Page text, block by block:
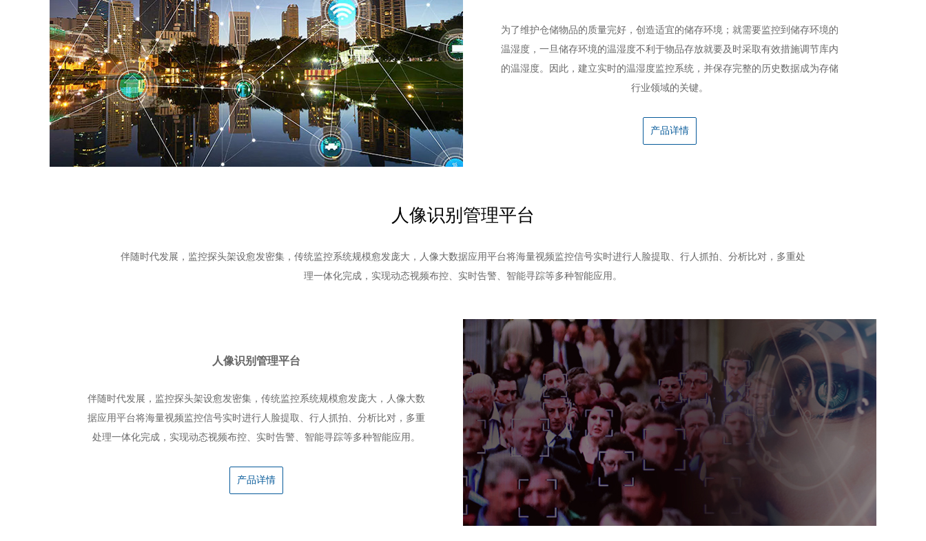
为了维护仓储物品的质量完好，创造适宜的储存环境；就需要监控到储存环境的
温湿度，一旦储存环境的温湿度不利于物品存放就要及时采取有效措施调节库内
的温湿度。因此，建立实时的温湿度监控系统，并保存完整的历史数据成为存储
行业领域的关键。
产品详情
人像识别管理平台
伴随时代发展，监控探头架设愈发密集，传统监控系统规模愈发庞大，人像大数据应用平台将海量视频监控信号实时进行人脸提取、行人抓拍、分析比对，多重处
理一体化完成，实现动态视频布控、实时告警、智能寻踪等多种智能应用。
人像识别管理平台
伴随时代发展，监控探头架设愈发密集，传统监控系统规模愈发庞大，人像大数
据应用平台将海量视频监控信号实时进行人脸提取、行人抓拍、分析比对，多重
处理一体化完成，实现动态视频布控、实时告警、智能寻踪等多种智能应用。
产品详情